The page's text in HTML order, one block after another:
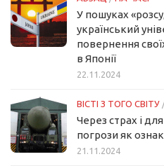
У пошуках
український
повернення
в Японії
22.11.2024
ВІСТІ З ТОГО СВІТУ
Через страх і
погрози як
21.11.2024